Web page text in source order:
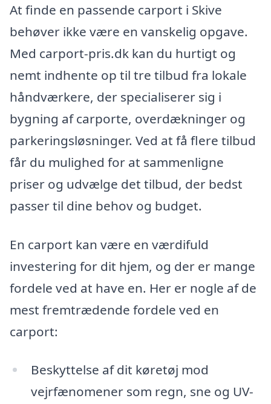
At finde en passende carport i Skive
behøver ikke være en vanskelig opgave.
Med carport-pris.dk kan du hurtigt og
nemt indhente op til tre tilbud fra lokale
håndværkere, der specialiserer sig i
bygning af carporte, overdækninger og
parkeringsløsninger. Ved at få flere tilbud
får du mulighed for at sammenligne
priser og udvælge det tilbud, der bedst
passer til dine behov og budget.
En carport kan være en værdifuld
investering for dit hjem, og der er mange
fordele ved at have en. Her er nogle af de
mest fremtrædende fordele ved en
carport:
Beskyttelse af dit køretøj mod
vejrfænomener som regn, sne og UV-